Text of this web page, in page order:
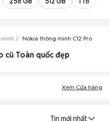
Nokia thông minh C12 Pro
cũ Toàn quốc đẹp
Xem Cửa hàng
Tin mới nhất